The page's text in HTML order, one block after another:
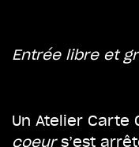
Entrée libre et
Un Atelier Carte
coeurs’est